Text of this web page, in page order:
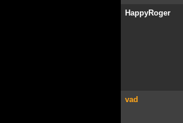
HappyRoger
vad